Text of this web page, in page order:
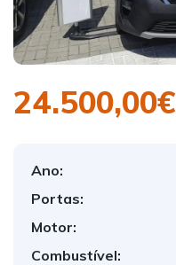
24.500,00€
Ano:
Portas:
Motor:
Combustível: